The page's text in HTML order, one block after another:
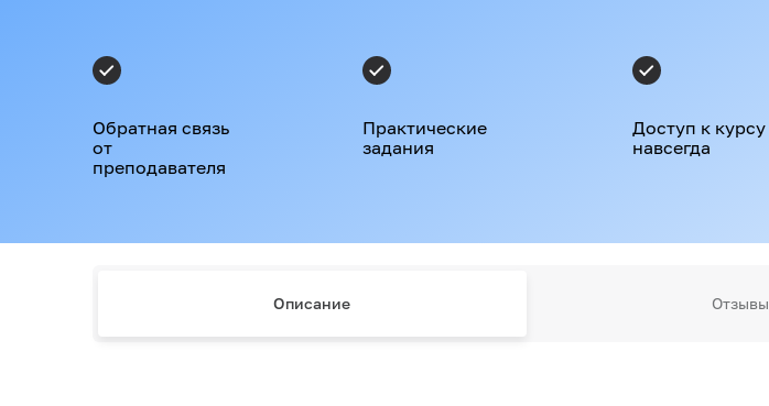
Обратная связь
от
преподавателя
Практические
задания
Доступ к курсу
навсегда
Описание Отзывы